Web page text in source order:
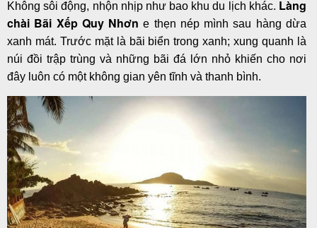
Không sôi động, nhộn nhịp như bao khu du lịch khác. Làng
chài Bãi Xếp Quy Nhơn e thẹn nép mình sau hàng dừa
xanh mát. Trước mặt là bãi biển trong xanh; xung quanh là
núi đồi trập trùng và những bãi đá lớn nhỏ khiến cho nơi
đây luôn có một không gian yên tĩnh và thanh bình.